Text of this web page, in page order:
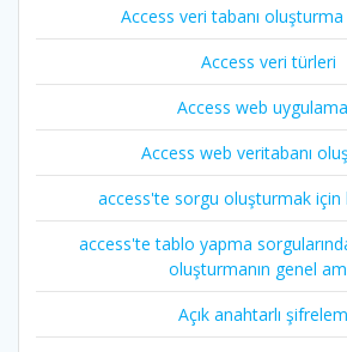
Access veri tabanı
Access veri türleri
Access web
Access web veritabanı
access'te sorgu oluşturmak için
access'te tablo yapma
oluşturmanın genel
Açık anahtarlı